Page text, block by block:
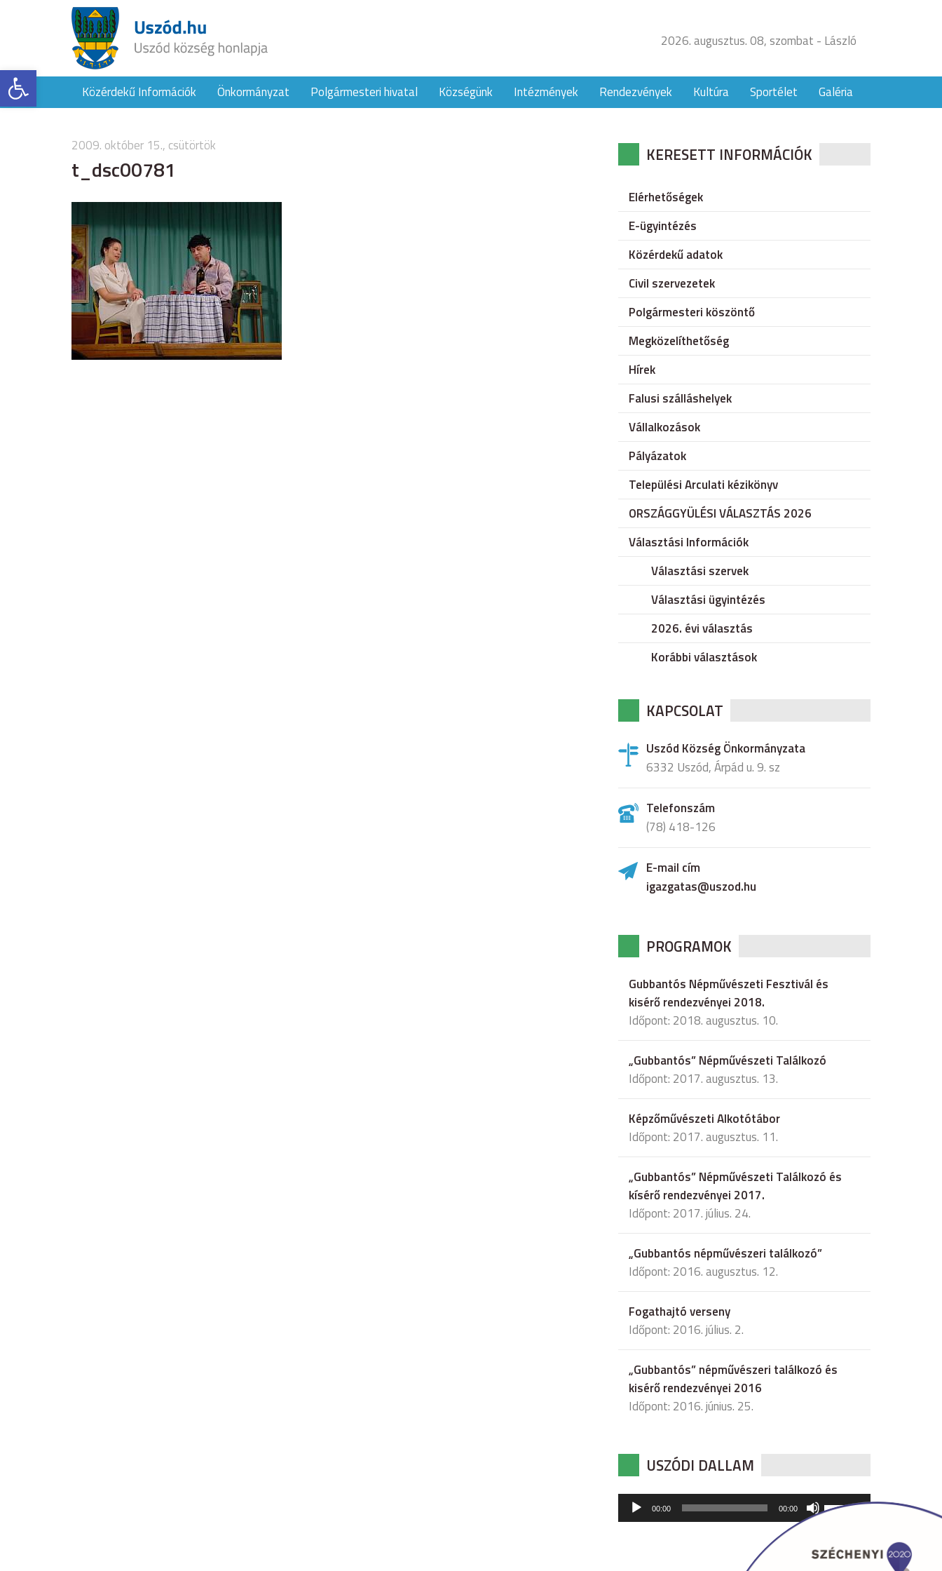
Eszköztár megnyitása
2026. augusztus. 08, szombat - László
Közérdekű Információk Önkormányzat Polgármesteri hivatal Községünk Intézmények Rendezvények Kultúra Sportélet Galéria
2009. október 15., csütörtök
t_dsc00781 KERESETT INFORMÁCIÓK
Elérhetőségek
E-ügyintézés
Közérdekű adatok
Civil szervezetek
Polgármesteri köszöntő
Megközelíthetőség
Hírek
Falusi szálláshelyek
Vállalkozások
Pályázatok
Települési Arculati kézikönyv
ORSZÁGGYÜLÉSI VÁLASZTÁS 2026
Választási Információk
Választási szervek
Választási ügyintézés
2026. évi választás
Korábbi választások
KAPCSOLAT
Uszód Község Önkormányzata
6332 Uszód, Árpád u. 9. sz
Telefonszám
(78) 418-126
E-mail cím
igazgatas@uszod.hu
PROGRAMOK
Gubbantós Népművészeti Fesztivál és
kisérő rendezvényei 2018.
Időpont: 2018. augusztus. 10.
„Gubbantós” Népművészeti Találkozó
Időpont: 2017. augusztus. 13.
Képzőművészeti Alkotótábor
Időpont: 2017. augusztus. 11.
„Gubbantós” Népművészeti Találkozó és
kísérő rendezvényei 2017.
Időpont: 2017. július. 24.
„Gubbantós népművészeri találkozó”
Időpont: 2016. augusztus. 12.
Fogathajtó verseny
Időpont: 2016. július. 2.
„Gubbantós” népművészeri találkozó és
kisérő rendezvényei 2016
Időpont: 2016. június. 25.
USZÓDI DALLAM
Audió
lejátszó
00:00 00:00
hangerő
csökkentéséhez